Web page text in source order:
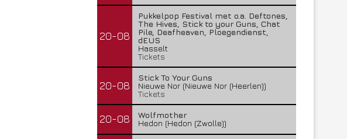
20-08
Pukkelpop Festival met o.a. Deftones,
The Hives, Stick to your Guns, Chat
Pile, Deafheaven, Ploegendienst,
dEUS
Hasselt
Tickets
20-08
Stick To Your Guns
Nieuwe Nor (Nieuwe Nor (Heerlen))
Tickets
20-08
Wolfmother
Hedon (Hedon (Zwolle))